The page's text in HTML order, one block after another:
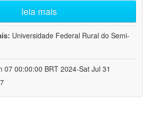
leia mais
Universidade Federal Rural do Semi-
07 00:00:00 BRT 2024-Sat Jul 31